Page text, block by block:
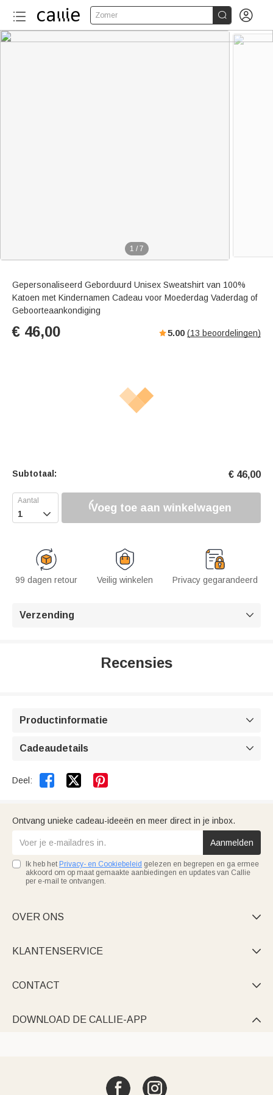
Zomer  
1 / 7
Gepersonaliseerd Geborduurd Unisex Sweatshirt van 100%
Katoen met Kindernamen Cadeau voor Moederdag Vaderdag of
Geboorteaankondiging
€ 46,00 5.00 (13 beoordelingen)
Subtotaal: € 46,00
 Voeg toe aan winkelwagen
99 dagen retour Veilig winkelen Privacy gegarandeerd
Verzending 
Recensies
Productinformatie 
Cadeaudetails 
Deel:  
Ontvang unieke cadeau-ideeën en meer direct in je inbox.
Aanmelden
Ik heb het Privacy- en Cookiebeleid gelezen en begrepen en ga ermee
akkoord om op maat gemaakte aanbiedingen en updates van Callie
per e-mail te ontvangen.
OVER ONS 
KLANTENSERVICE 
CONTACT 
DOWNLOAD DE CALLIE-APP 